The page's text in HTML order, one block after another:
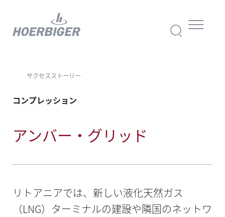
サクセスストーリー
コンプレッション
アンバー・グリッド
リトアニアでは、新しい液化天然ガス
（LNG）ターミナルの建設や隣国のネットワ